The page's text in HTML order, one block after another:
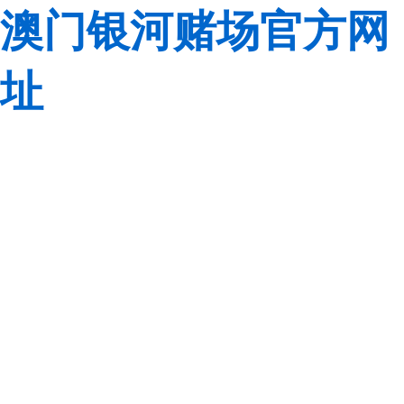
澳门银河赌场官方网
址